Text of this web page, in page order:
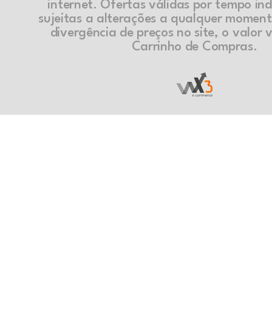
internet. Ofertas válidas por tempo
sujeitas a alterações a qualquer
divergência de preços no site, o valor
Carrinho de Compras.